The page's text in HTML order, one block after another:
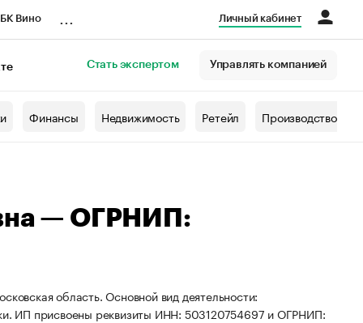
Вино Личный кабинет
Стать экспертом Управлять компанией
Финансы Недвижимость Ретейл Производство
— ОГРНИП:
область. Основной вид деятельности:
ИП присвоены реквизиты ИНН: 503120754697 и ОГРНИП: